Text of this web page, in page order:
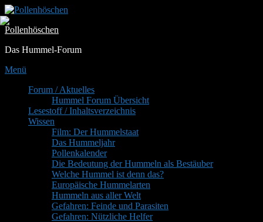
Zum
Inhalt
springen
Pollenhöschen
Das Hummel-Forum
Menü
PrimäresForum / Aktuelles
Hummel Forum Übersicht
Lesestoff / Inhaltsverzeichnis
Wissen
Film: Der Hummelstaat
Das Hummeljahr
Pollenkalender
Die Bedeutung der Hummeln als Bestäuber
Welche Hummel ist denn das?
Europäische Hummelarten
Hummeln aus aller Welt
Gefahren: Feinde und Parasiten
Gefahren: Nützliche Helfer